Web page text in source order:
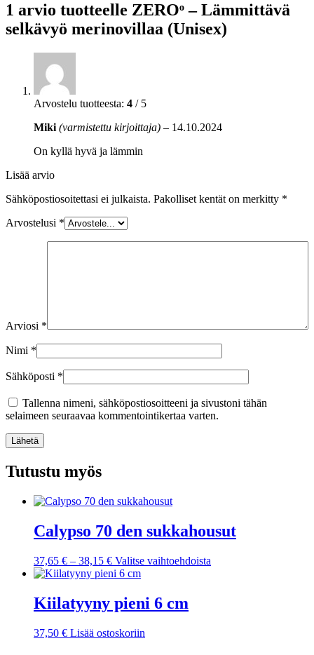
1 arvio tuotteelle ZEROᵒ – Lämmittävä
selkävyö merinovillaa (Unisex)
Arvostelu tuotteesta: 4 / 5
Miki (varmistettu kirjoittaja) – 14.10.2024
On kyllä hyvä ja lämmin
Lisää arvio
Sähköpostiosoitettasi ei julkaista. Pakolliset kentät on merkitty *
Arvostelusi *
Arviosi *
Nimi *
Sähköposti *
Tallenna nimeni, sähköpostiosoitteeni ja sivustoni tähän
selaimeen seuraavaa kommentointikertaa varten.
Lähetä
Tutustu myös
Calypso 70 den sukkahousut
37,65 € – 38,15 €Hintaluokka:
37,65 €
38,15 €
Valitse vaihtoehdoista
Kiilatyyny pieni 6 cm
37,50 € Lisää ostoskoriin